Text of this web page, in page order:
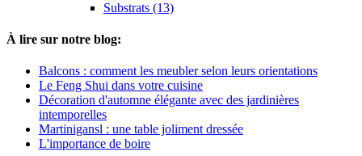
Substrats (13)
À lire sur notre blog:
Balcons : comment les meubler selon leurs orientations
Le Feng Shui dans votre cuisine
Décoration d'automne élégante avec des jardinières
intemporelles
Martinigansl : une table joliment dressée
L'importance de boire